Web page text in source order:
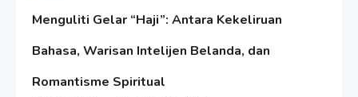
Menguliti Gelar “Haji”: Antara Kekeliruan
Bahasa, Warisan Intelijen Belanda, dan
Romantisme Spiritual
Resonansi
Seri 1: Republik Karang